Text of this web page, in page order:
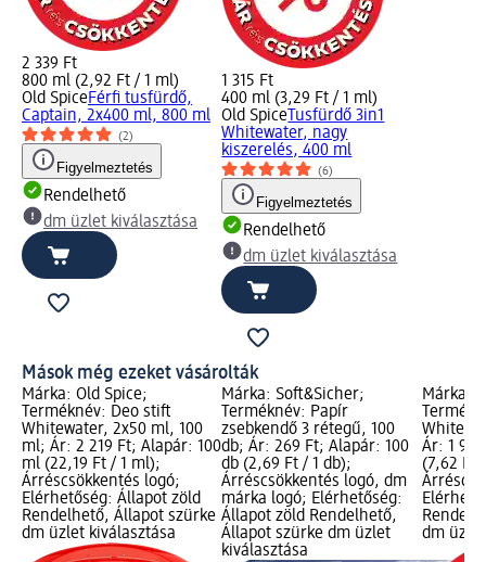
2 339 Ft
800 ml (2,92 Ft / 1 ml)
Old SpiceFérfi tusfürdő,
Captain, 2x400 ml, 800 ml
(2)
Figyelmeztetés
Rendelhető
dm üzlet kiválasztása
1 315 Ft
400 ml (3,29 Ft / 1 ml)
Old Spice Tusfürdő 3in1
Whitewater, nagy
kiszerelés, 400 ml
(6)
Figyelmeztetés
Rendelhető
dm üzlet kiválasztása
Mások még ezeket vásárolták
Márka: Old Spice;
Terméknév: Deo stift
Whitewater, 2x50 ml, 100
ml; Ár: 2 219 Ft; Alapár: 100
ml (22,19 Ft / 1 ml);
Árréscsökkentés logó;
Elérhetőség: Állapot zöld
Rendelhető, Állapot szürke
dm üzlet kiválasztása
Márka: Soft&Sicher;
Terméknév: Papír
zsebkendő 3 rétegű, 100
db; Ár: 269 Ft; Alapár: 100
db (2,69 Ft / 1 db);
Árréscsökkentés logó, dm
márka logó; Elérhetőség:
Állapot zöld Rendelhető,
Állapot szürke dm üzlet
kiválasztása
Márka:
Ár: 1
(7,62 Ft
dm